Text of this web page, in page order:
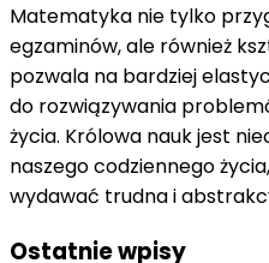
Matematyka nie tylko
egzaminów, ale również
pozwala na bardziej
do rozwiązywania
życia. Królowa nauk jest
naszego codziennego
wydawać trudna i
Ostatnie wpisy